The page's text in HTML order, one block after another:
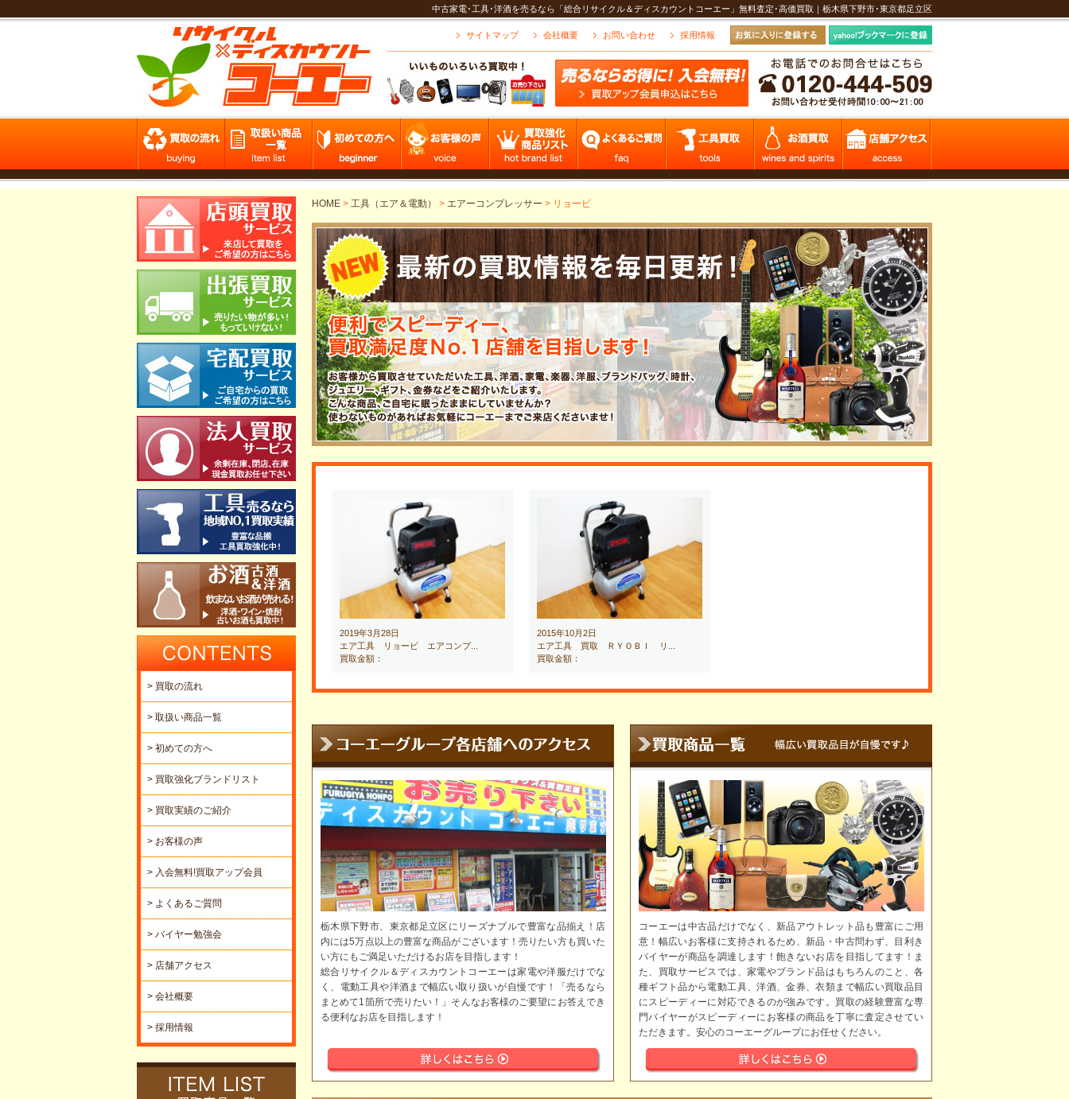
中古家電･工具･洋酒を売るなら「総合リサイクル＆ディスカウントコーエー」無料査定･高価買取｜栃木県下野市･東京都足立区
サイトマップ 会社概要 お問い合わせ 採用情報
HOME > 工具（エア＆電動） > エアーコンプレッサー > リョービ
2019年3月28日
エア工具 リョービ エアコンプ...
買取金額：
2015年10月2日
エア工具 買取 ＲＹＯＢＩ リ...
買取金額：
栃木県下野市、東京都足立区にリーズナブルで豊富な品揃え！店
内には5万点以上の豊富な商品がございます！売りたい方も買いた
い方にもご満足いただけるお店を目指します！
総合リサイクル＆ディスカウントコーエーは家電や洋服だけでな
く、電動工具や洋酒まで幅広い取り扱いが自慢です！「売るなら
まとめて1箇所で売りたい！」そんなお客様のご要望にお答えでき
る便利なお店を目指します！
コーエーは中古品だけでなく、新品アウトレット品も豊富にご用
意！幅広いお客様に支持されるため、新品・中古問わず、目利き
バイヤーが商品を調達します！飽きないお店を目指してます！ま
た、買取サービスでは、家電やブランド品はもちろんのこと、各
種ギフト品から電動工具、洋酒、金券、衣類まで幅広い買取品目
にスピーディーに対応できるのが強みです。買取の経験豊富な専
門バイヤーがスピーディーにお客様の商品を丁寧に査定させてい
ただきます。安心のコーエーグループにお任せください。
> 買取の流れ
> 取扱い商品一覧
> 初めての方へ
> 買取強化ブランドリスト
> 買取実績のご紹介
> お客様の声
> 入会無料!買取アップ会員
> よくあるご質問
> バイヤー勉強会
> 店舗アクセス
> 会社概要
> 採用情報